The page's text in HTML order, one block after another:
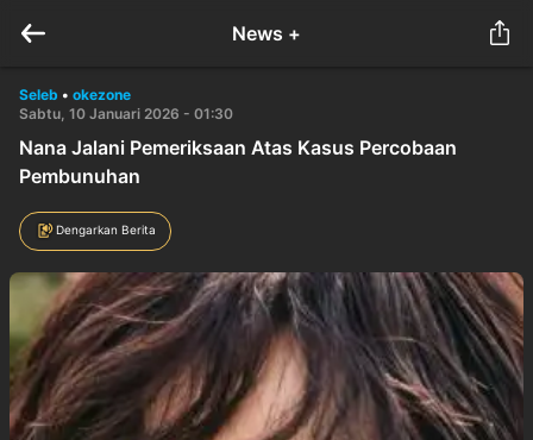
News +
Seleb • okezone
Sabtu, 10 Januari 2026 - 01:30
Nana Jalani Pemeriksaan Atas Kasus Percobaan
Pembunuhan
Dengarkan Berita